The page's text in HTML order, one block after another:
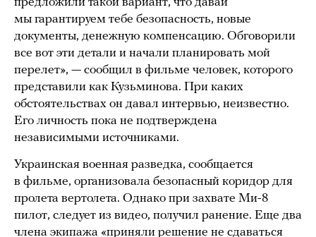
мы гарантируем тебе безопасность, новые
документы, денежную компенсацию. Обговорили
все вот эти детали и начали планировать мой
перелет», — сообщил в фильме человек, которого
представили как Кузьминова. При каких
обстоятельствах он давал интервью, неизвестно.
Его личность пока не подтверждена
независимыми источниками.
Украинская военная разведка, сообщается
в фильме, организовала безопасный коридор для
пролета вертолета. Однако при захвате Ми-8
пилот, следует из видео, получил ранение. Еще два
члена экипажа «приняли решение не сдаваться